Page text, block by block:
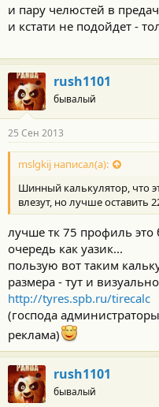
и пару челюстей в
и кстати не подойдет -
rush1101
бывалый
25 Сен 2013
mslgkij написал(а):
Шинный калькулятор, что
влезут, но лучше оставить
лучше тк 75 профиль это
очередь как уазик...
пользую вот таким
размера - тут и
http://tyres.spb.ru/tirecalc
(господа
реклама)
rush1101
бывалый